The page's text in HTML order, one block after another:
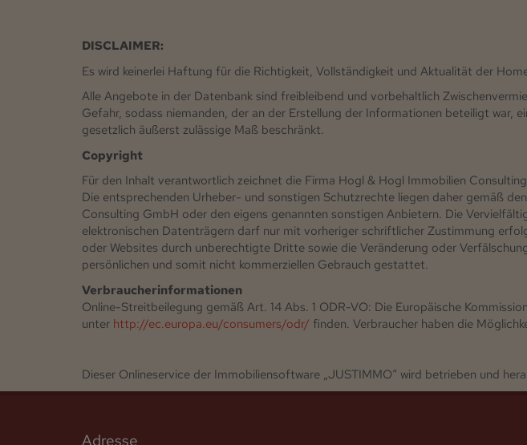
DISCLAIMER:
Es wird keinerlei Haftung für die Richtigkeit, Vollständigkeit und Aktualität der
Alle Angebote in der Datenbank sind freibleibend und vorbehaltlich
Gefahr, sodass niemanden, der an der Erstellung der Informationen beteiligt
gesetzlich äußerst zulässige Maß beschränkt.
Copyright
Für den Inhalt verantwortlich zeichnet die Firma Hogl & Hogl Immobilien
Die entsprechenden Urheber- und sonstigen Schutzrechte liegen daher gemäß
Consulting GmbH oder den eigens genannten sonstigen Anbietern. Die
elektronischen Datenträgern darf nur mit vorheriger schriftlicher Zustimmung
oder Websites durch unberechtigte Dritte sowie die Veränderung oder
persönlichen und somit nicht kommerziellen Gebrauch gestattet.
Verbraucherinformationen
Online-Streitbeilegung gemäß Art. 14 Abs. 1 ODR-VO: Die Europäische
unter http://ec.europa.eu/consumers/odr/ finden. Verbraucher haben die
Dieser Onlineservice der Immobiliensoftware „JUSTIMMO“ wird betrieben und
Adresse